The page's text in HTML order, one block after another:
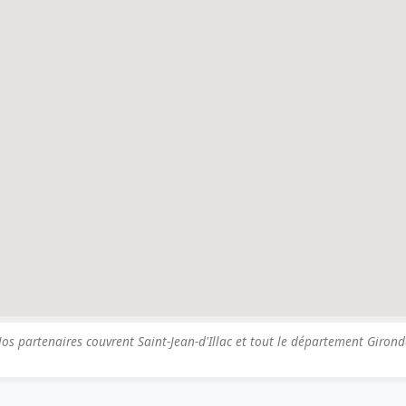
partenaires couvrent Saint-Jean-d'Illac et tout le département